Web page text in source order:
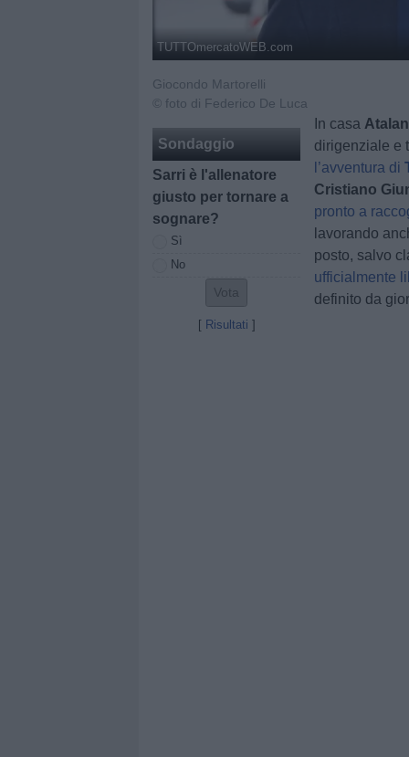
TUTTOmercatoWEB.com
Giocondo Martorelli
© foto di Federico De Luca
Sondaggio
Sarri è l'allenatore
giusto per tornare a
sognare?
Sì
No
[ Risultati ]
In casa
dirigenziale e
l’avventura di
Cristiano
pronto a
lavorando
posto, salvo
ufficialmente
definito da